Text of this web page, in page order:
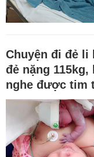
Chuyện đi đẻ li
đẻ nặng
nghe được tim